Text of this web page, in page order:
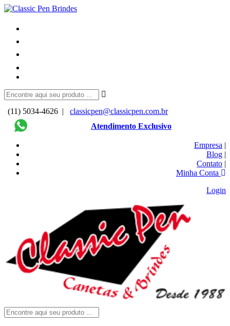
(11) 5034-4626 |
classicpen@classicpen.com.br
Atendimento Exclusivo
Empresa |
Blog |
Contato |
Minha Conta
Login